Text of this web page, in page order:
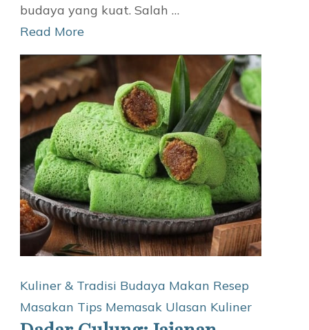
budaya yang kuat. Salah …
Read More
Kuliner & Tradisi Budaya Makan Resep
Masakan Tips Memasak Ulasan Kuliner